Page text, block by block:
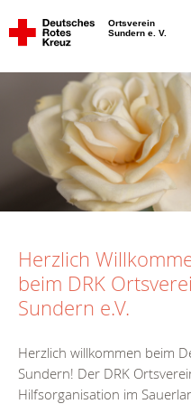
Ortsverein
Sundern e. V.
Herzlich
beim DRK
Sundern e.V.
Herzlich willkommen beim
Sundern! Der DRK
Hilfsorganisation im